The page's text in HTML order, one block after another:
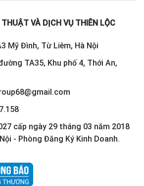
VÀ DỊCH VỤ THIÊN LỘC
Mỹ Đình, Từ Liêm, Hà Nội
TA35, Khu phố 4, Thới An,
cấp ngày 29 tháng 03 năm 2018
- Phòng Đăng Ký Kinh Doanh.